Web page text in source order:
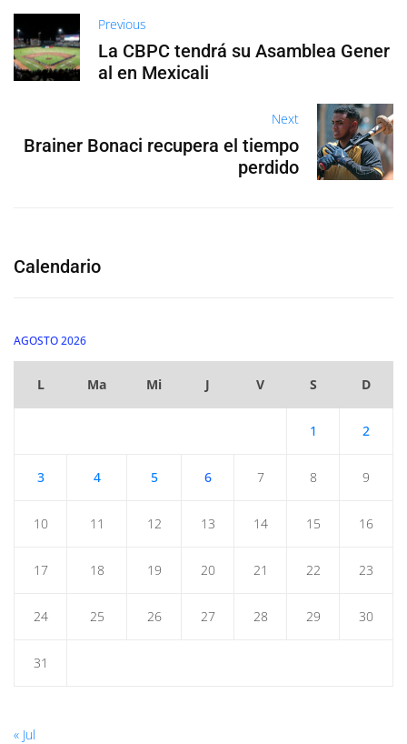
Previous
La CBPC tendrá su Asamblea Gener
al en Mexicali
Next
Brainer Bonaci recupera el tiempo
perdido
Calendario
AGOSTO 2026
L Ma Mi J V S D
1 2
3 4 5 6 7 8 9
10 11 12 13 14 15 16
17 18 19 20 21 22 23
24 25 26 27 28 29 30
31
« Jul